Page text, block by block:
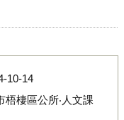
10-14
梧棲區公所‧人文課